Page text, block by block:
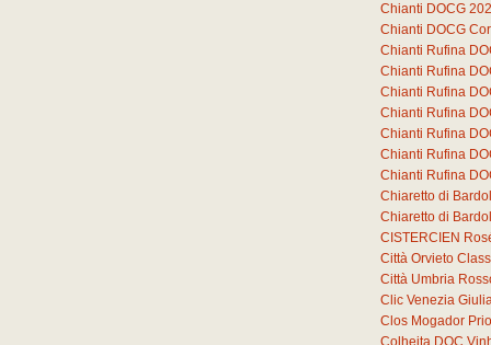
Chianti DOCG
Chianti DOCG
Chianti Rufina
Chianti Rufina
Chianti Rufina
Chianti Rufina
Chianti Rufina
Chianti Rufina
Chianti Rufina
Chiaretto di
Chiaretto di
CISTERCIEN
Città Orvieto
Città Umbria
Clic Venezia
Clos Mogador
Colheita DOC